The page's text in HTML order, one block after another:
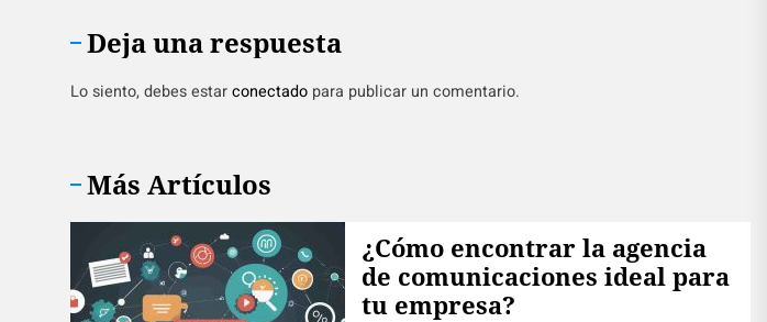
Deja una respuesta
Lo siento, debes estarconectadopara publicar un comentario.
Más Artículos
¿Cómo encontrar la agencia
de comunicaciones ideal para
tu empresa?